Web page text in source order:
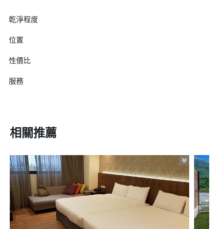
乾淨程度
位置
性價比
服務
相關推薦